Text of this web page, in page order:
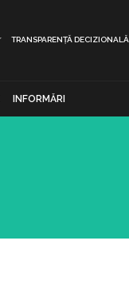
TRANSPARENȚĂ DECIZIONALĂ
INFORMĂRI